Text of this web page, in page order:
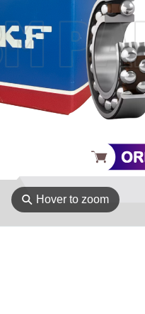
⚲ Hover to zoom